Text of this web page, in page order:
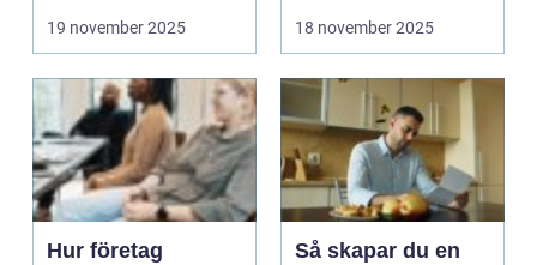
har l&aum...
19 november 2025 18 november 2025
Hur företag
Så skapar du en